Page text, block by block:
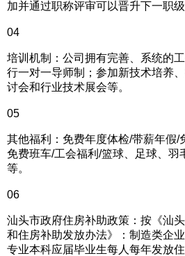
加并通过职称评审可以晋升下一职
04
培训机制：公司拥有完善、系统的
行一对一导师制；参加新技术培养
讨会和行业技术展会等。
05
其他福利：免费年度体检/带薪年假/
免费班车/工会福利/篮球、足球、羽
等。
06
汕头市政府住房补助政策：按《汕
和住房补助发放办法》：制造类企
专业本科应届毕业生每人每年发放